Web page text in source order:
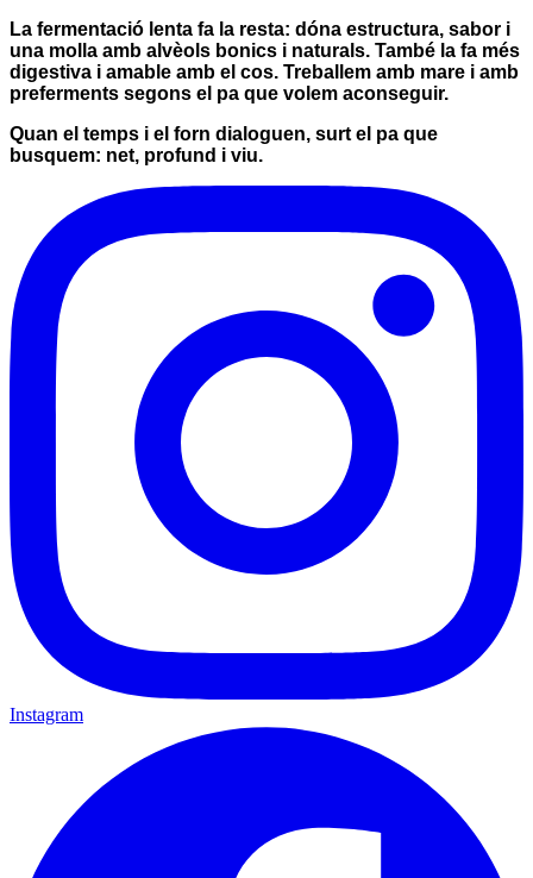
La fermentació lenta fa la resta: dóna estructura, sabor i
una molla amb alvèols bonics i naturals. També la fa més
digestiva i amable amb el cos. Treballem amb mare i amb
preferments segons el pa que volem aconseguir.
Quan el temps i el forn dialoguen, surt el pa que
busquem: net, profund i viu.
Instagram